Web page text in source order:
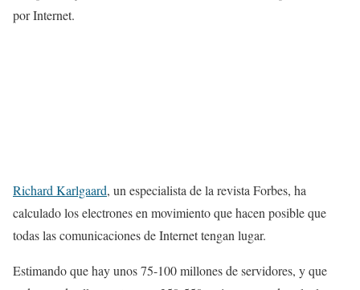
por Internet.
Richard Karlgaard, un especialista de la revista Forbes, ha
calculado los electrones en movimiento que hacen posible que
todas las comunicaciones de Internet tengan lugar.
Estimando que hay unos 75-100 millones de servidores, y que